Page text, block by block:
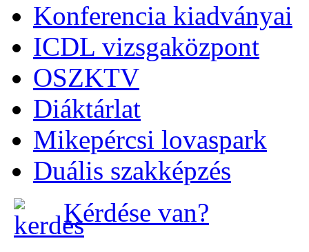
Konferencia kiadványai
ICDL vizsgaközpont
OSZKTV
Diáktárlat
Mikepércsi lovaspark
Duális szakképzés
Kérdése van?